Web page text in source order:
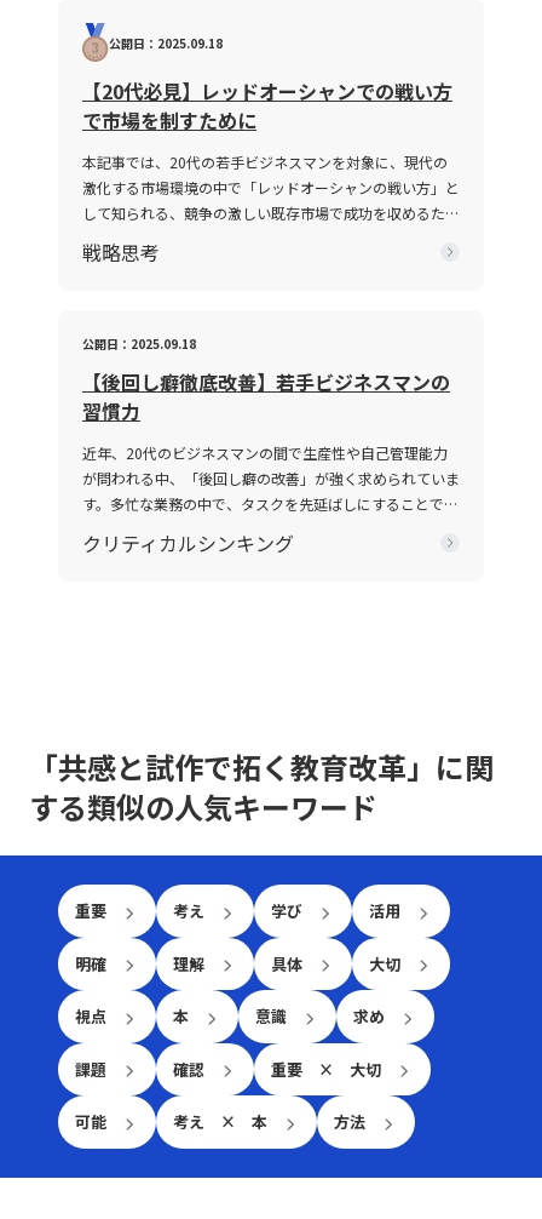
て、伝えたい内容が具体性に欠け、相手に正確に意図が伝
わらないことが挙げられます。前提条件や目的が共有され
ります。さらに、個々の話し方の好みや知識量の違い、さ
らには一方の思考が整理されずに抽象的な言葉で表現され
話がかみ合わない現象は、単なるコミュニケーションのミ
スではなく、現代ビジネスにおける意思疎通の複雑さと密
接に関わっています。企業内の組織体制や情報共有の仕組
み、さらには個々人の論理的思考の有無が、結果として仕
わない人との対処法」を実践する際には、いくつかの注意
点を踏まえる必要があります。まず、会話の基本となる前
提条件を共有することが不可欠です。会議や打ち合わせの
で、話の軸がぶれるのを防ぐことができます。具体的な対
策としては、以下の点が挙げられます。・まず、話の内容
は具体的に整理し、主語と述語を明確にすることが重要で
す。特に急いでいる状況や複雑な問題を扱う場合、あいま
いな表現を避け、論点を整理して伝える努力が必要で
が、後のトラブル回避に寄与します。・さらに、自己の思
考を論理的に整理する力を高めることで、情報の伝達精度
が向上し、結果として仕事で話が噛み合わない人との対処
をシンプルにまとめるための基本スキルであり、コミュニ
ケーションの質を大きく左右します。これらの注意点を踏
まえた上で、相手の意見を尊重しつつ、自分の意図を明確
に伝える努力が、スムーズな意思疎通を実現するための基
本といえます。話が噛み合わないと感じた際には、焦ら
ず、一度立ち止まって基本に立ち返ることが、最終的には
仕事で話が噛み合わない人との対処法として有効です。
具体的な対処戦略と実践例 ここでは、「仕事で話が噛み
合わない人との対処法」として認識される具体的な戦略
を、実践例とともに解説します。多岐にわたる原因に対し
て、個々のケースに応じた対策を講じることが求められま
す。まず、会話の開始時に必ず現状の認識を共有すること
構成要素、日々の実践方法、注意すべきポイントまで、専
門性の高い視点で徹底解説します。また、ICTツールが急
速に進化し、対面・非対面双方のコミュニケーションが混
在する現代において、コミュニケーション能力がどのよう
に成果に結び付くのか、その背景と実践的な鍛え方につい
ても言及していきます。 コミュニケーション能力とは コ
ミュニケーション能力とは、単に情報を伝えるだけではな
く、相手の反応を予測し、意思疎通を円滑にするための高
レゼンテーション、会議、さらにはオンラインツールを介
や日常生活での相互作用を通じて自然に身につく側面が強
ネスにおけるコミュニケーション能力」における成功の鍵
は、論理的思考、傾聴力、発信力といった要素を統合し、
の行動変容を促す点にあります。 近年、ICT技術の進展に
より、メール、チャット、ビデオ会議など多様なコミュニ
ケーション手法が登場しました。しかし、テキストや非対
面のやりとりは時に「既読未読」「いいね」といった簡易
か、あるいは誤解が生じたかを見極める能力が必要となり
ます。「ビジネスにおけるコミュニケーション能力」で成
功を収めるためには、自身の伝えたい内容を明確に定義
ては、自分自身の意見を論理的かつ説得力をもって表現
し、相手の意見を丁寧に聴く技術は大きな強みとなりま
す。また、対面と非対面双方のコミュニケーションにおい
て、それぞれ異なるルールやエチケットが存在するため、
状況に応じた適切な対応が重要です。例えば、会議での発
言やメールでの簡潔な表現、さらにはSNSやチャットでの
リアルタイムなやりとりなど、各シーンで必要とされる細
やかな配慮が質の高いコミュニケーションを実現する鍵と
なります。 コミュニケーション能力の注意点 コミュニケ
ーション能力を高めるためには、単に技術を習得するだけ
でなく、いくつかの落とし穴や注意点を認識する必要があ
ります。まず、情報伝達とコミュニケーションの違いに注
公開日：2025.09.18
【20代必見】レッドオーシャンでの戦い方
で市場を制すために
本記事では、20代の若手ビジネスマンを対象に、現代の
激化する市場環境の中で「レッドオーシャンの戦い方」と
して知られる、競争の激しい既存市場で成功を収めるため
グローバル化が進み、テクノロジーの急速な発展や市場環
であるレッドオーシャンを勝ち抜くのか、その具体的な手
とは 「レッドオーシャン」とは、既存市場における熾烈
な競争環境を表す比喩表現です。この概念は、2005年に
W・チャン・キムとレネ・モボルニュによって提唱された
『ブルー・オーシャン戦略』にて取り上げられ、赤く血に
染まった海をイメージすることで、限られた需要を巡って
多数の企業が激しく争う状況を表現しています。特に、レ
ッドオーシャの 戦い方としてのアプローチは、価格競争
ては、自社の強みや独自性を生かした戦略立案が不可欠と
なります。 レッドオーシャン 戦い方の基本戦略 レッドオ
ーシャン市場で成功を収めるためには、以下の3つの基本
選択に迷い、競争に負けるリスクが増します。スターバッ
クスのように、品質の高さと独自の店舗体験を提供するこ
とで、単なる価格競争から差別化を図る戦略は、レッドオ
ーシャンの戦い方としての有力な手法です。 第二に、コ
ストリーダーシップ戦略です。効率的な運営を徹底し、無
駄な経費や労力を削減することで市場価格を下回る優位性
を保持します。ユニクロが示した事例のように、大量仕入
れや生産工程の合理化によって、低価格でも品質を維持す
ることができれば、急激な価格競争にも耐える力が養われ
るのです。ただし、過度なコスト削減は品質低下やブラン
ド価値の喪失というリスクもあるため、バランスを見極め
ることが重要です。 第三に、ニッチ戦略です。市場全体
戦略思考
公開日：2025.09.18
【後回し癖徹底改善】若手ビジネスマンの
習慣力
近年、20代のビジネスマンの間で生産性や自己管理能力
が問われる中、「後回し癖の改善」が強く求められていま
す。多忙な業務の中で、タスクを先延ばしにすることで生
において決定的なマイナス要素となりかねません。この記
癖とは 先延ばし癖とは、必要なタスクや業務を期限内に
着手・遂行せず、後回しにする習慣や傾向を指します。こ
の現象は単なる怠慢や意志の弱さだけに起因するものでは
す。例えば、失敗への恐怖心や完璧主義、さらには
ADHD（注意欠陥・多動性障害）などの発達特性が背景に
ある場合もあります。こうした場合、従来のタイムマネジ
メント技術だけでは対処が難しく、「後回し癖の改善」を
目指す上で、自己理解と内面的な対策が欠かせません。
また、先延ばし癖は放置されると、業務遂行に大きな弊害
をもたらします。たとえば、予定された期限までにタスク
が完了しないことによるストレスの増加、結果的な自信喪
失、そして長期的にはキャリアチャンスの逸失へとつなが
ります。このような問題は個人だけでなく、チームや組織
全体に影響を及ぼすため、早期に原因を特定し、適切な対
策を講じることが求められます。先延ばし癖に取り組むプ
クリティカルシンキング
「共感と試作で拓く教育改革」に関
する類似の人気キーワード
重要 考え 学び 活用
明確 理解 具体 大切
視点 本 意識 求め
課題 確認 重要 × 大切
可能 考え × 本 方法